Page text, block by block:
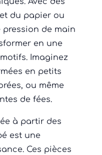
du papier ou
de main
en une
Imaginez
en petits
ou même
de fées.
à partir des
est une
Ces pièces